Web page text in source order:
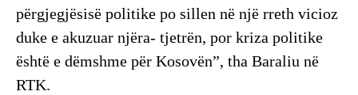
përgjegjësisë politike po sillen në një rreth vicioz
duke e akuzuar njëra- tjetrën, por kriza politike
është e dëmshme për Kosovën”, tha Baraliu në
RTK.